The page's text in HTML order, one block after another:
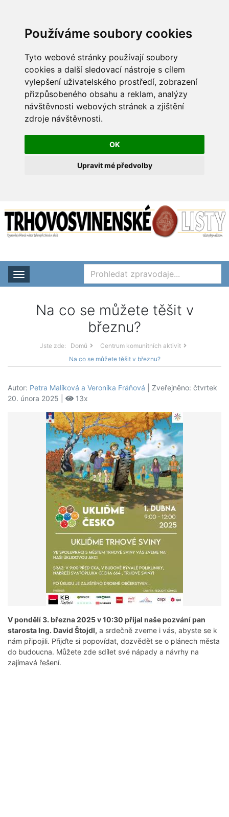
Používáme soubory cookies
Tyto webové stránky používají soubory
cookies a další sledovací nástroje s cílem
vylepšení uživatelského prostředí, zobrazení
přizpůsobeného obsahu a reklam, analýzy
návštěvnosti webových stránek a zjištění
zdroje návštěvnosti.
OK
Upravit mé předvolby
Rozbalit nabídku
Na co se můžete těšit v
březnu?
Jste zde: Domů
Centrum komunitních aktivit
Na co se můžete těšit v březnu?
Autor: Petra Malíková a Veronika Fráňová | Zveřejněno: čtvrtek
20. února 2025 |
13x
V pondělí 3. března 2025 v 10:30 přijal naše pozvání pan
starosta Ing. David Štojdl, a srdečně zveme i vás, abyste se k
nám připojili. Přijďte si popovídat, dozvědět se o plánech města
do budoucna. Můžete zde sdílet své nápady a návrhy na
zajímavá řešení.